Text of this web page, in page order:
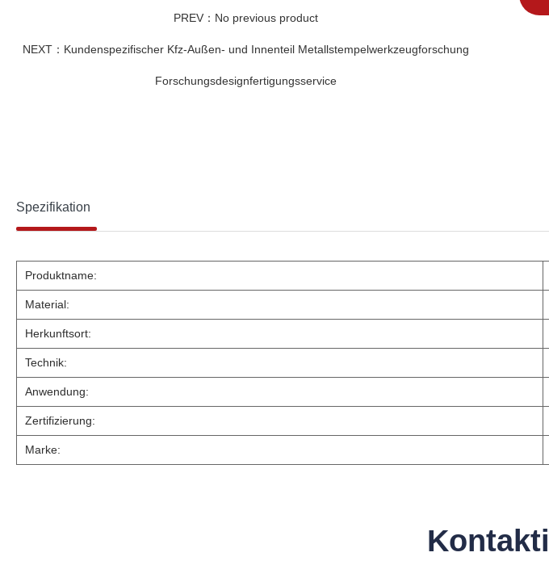
PREV：No previous product
NEXT：Kundenspezifischer Kfz-Außen- und Innenteil Metallstempelwerkzeugforschung
Forschungsdesignfertigungsservice
Spezifikation
Produktname:
Material:
Herkunftsort:
Technik:
Anwendung:
Zertifizierung:
Marke: